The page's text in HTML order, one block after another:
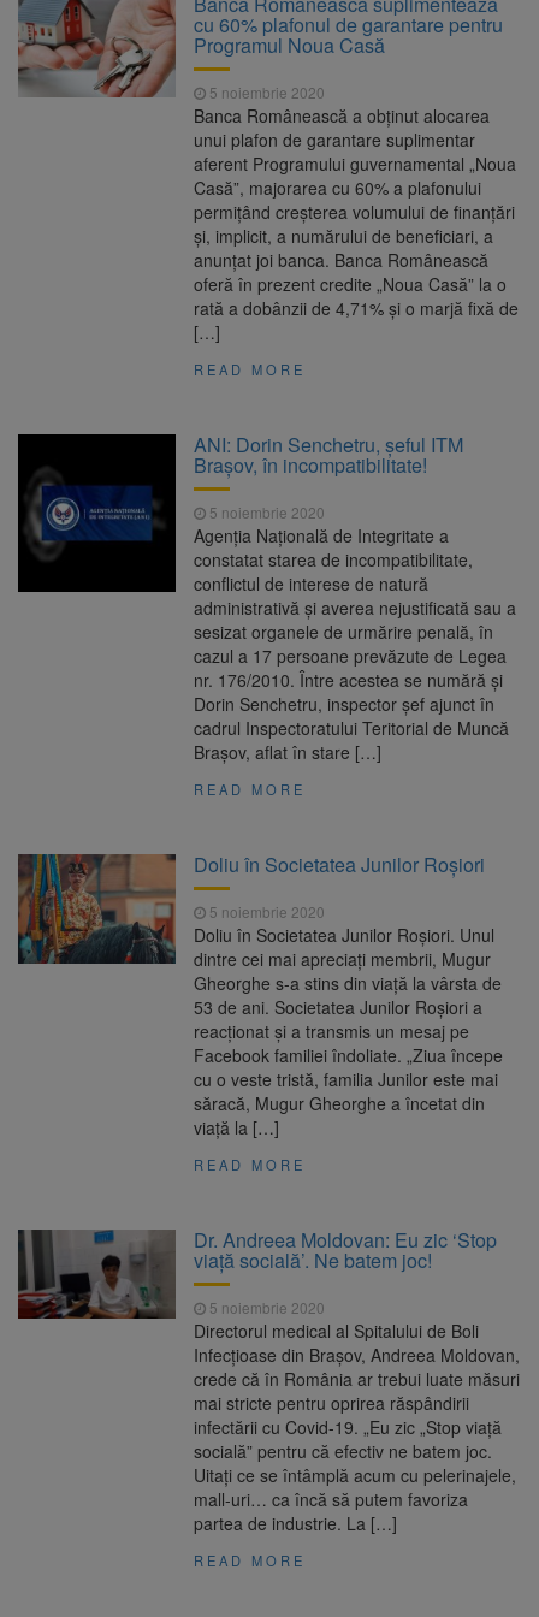
7,50%
7 august 2026
1 octombrie, dată importantă
pentru șoferi și transportatori. Intră în aplicare
noul sistem de taxare rutieră
7 august 2026
7 august, Ziua Internațională
a Berii. Sărbătoarea este marcată în peste
200 de orașe din lume
Facturi mai mari la curent din
toamnă. Unele tarife se apropie de 2 lei/kWh
cu 60% plafonul de garantare pentru
Programul Noua Casă
5 noiembrie 2020
Banca Românească a obţinut alocarea
unui plafon de garantare suplimentar
aferent Programului guvernamental „Noua
Casă”, majorarea cu 60% a plafonului
permiţând creşterea volumului de finanţări
şi, implicit, a numărului de beneficiari, a
anunţat joi banca. Banca Românească
oferă în prezent credite „Noua Casă” la o
rată a dobânzii de 4,71% şi o marjă fixă de
[…]
READ MORE
ANI: Dorin Senchetru, șeful ITM
Brașov, în incompatibilitate!
5 noiembrie 2020
Agenția Națională de Integritate a
constatat starea de incompatibilitate,
conflictul de interese de natură
administrativă și averea nejustificată sau a
sesizat organele de urmărire penală, în
cazul a 17 persoane prevăzute de Legea
nr. 176/2010. Între acestea se numără și
Dorin Senchetru, inspector șef ajunct în
cadrul Inspectoratului Teritorial de Muncă
Brașov, aflat în stare […]
READ MORE
Doliu în Societatea Junilor Roșiori
5 noiembrie 2020
Doliu în Societatea Junilor Roșiori. Unul
dintre cei mai apreciați membrii, Mugur
Gheorghe s-a stins din viață la vârsta de
53 de ani. Societatea Junilor Roșiori a
reacționat și a transmis un mesaj pe
Facebook familiei îndoliate. „Ziua începe
cu o veste tristă, familia Junilor este mai
săracă, Mugur Gheorghe a încetat din
viață la […]
READ MORE
Dr. Andreea Moldovan: Eu zic ‘Stop
viață socială’. Ne batem joc!
5 noiembrie 2020
Directorul medical al Spitalului de Boli
Infecțioase din Brașov, Andreea Moldovan,
crede că în România ar trebui luate măsuri
mai stricte pentru oprirea răspândirii
infectării cu Covid-19. „Eu zic „Stop viață
socială” pentru că efectiv ne batem joc.
Uitați ce se întâmplă acum cu pelerinajele,
mall-uri… ca încă să putem favoriza
partea de industrie. La […]
READ MORE